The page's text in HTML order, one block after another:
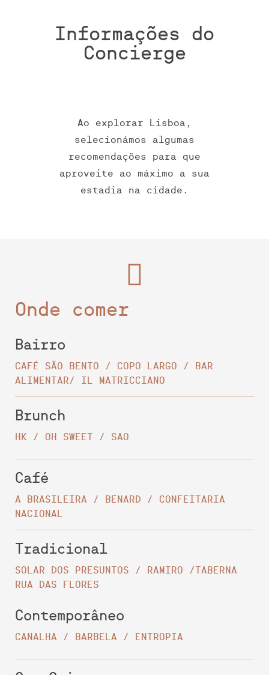
Informações do
Concierge
Ao explorar Lisboa,
selecionámos algumas
recomendações para que
aproveite ao máximo a sua
estadia na cidade.
Onde comer
Bairro
CAFÉ SÃO BENTO / COPO LARGO / BAR
ALIMENTAR/ IL MATRICCIANO
Brunch
HK / OH SWEET / SAO
Café
A BRASILEIRA / BENARD / CONFEITARIA
NACIONAL
Tradicional
SOLAR DOS PRESUNTOS / RAMIRO /TABERNA
RUA DAS FLORES
Contemporâneo
CANALHA / BARBELA / ENTROPIA